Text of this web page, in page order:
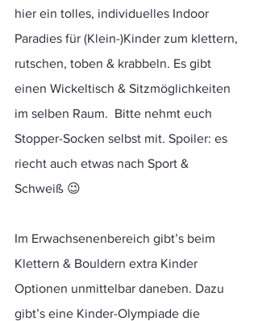
hier ein tolles, individuelles Indoor
Paradies für (Klein-)Kinder zum klettern,
rutschen, toben & krabbeln. Es gibt
einen Wickeltisch & Sitzmöglichkeiten
im selben Raum.  Bitte nehmt euch
Stopper-Socken selbst mit. Spoiler: es
riecht auch etwas nach Sport &
Schweiß 😉
Im Erwachsenenbereich gibt’s beim
Klettern & Bouldern extra Kinder
Optionen unmittelbar daneben. Dazu
gibt’s eine Kinder-Olympiade die